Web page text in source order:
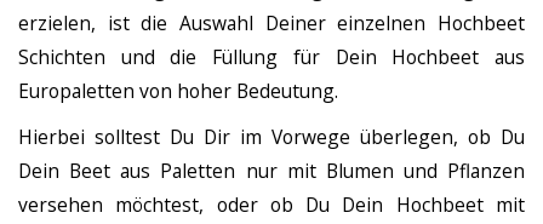
erzielen, ist die Auswahl Deiner einzelnen Hochbeet
Schichten und die Füllung für Dein Hochbeet aus
Europaletten von hoher Bedeutung.
Hierbei solltest Du Dir im Vorwege überlegen, ob Du
Dein Beet aus Paletten nur mit Blumen und Pflanzen
versehen möchtest, oder ob Du Dein Hochbeet mit